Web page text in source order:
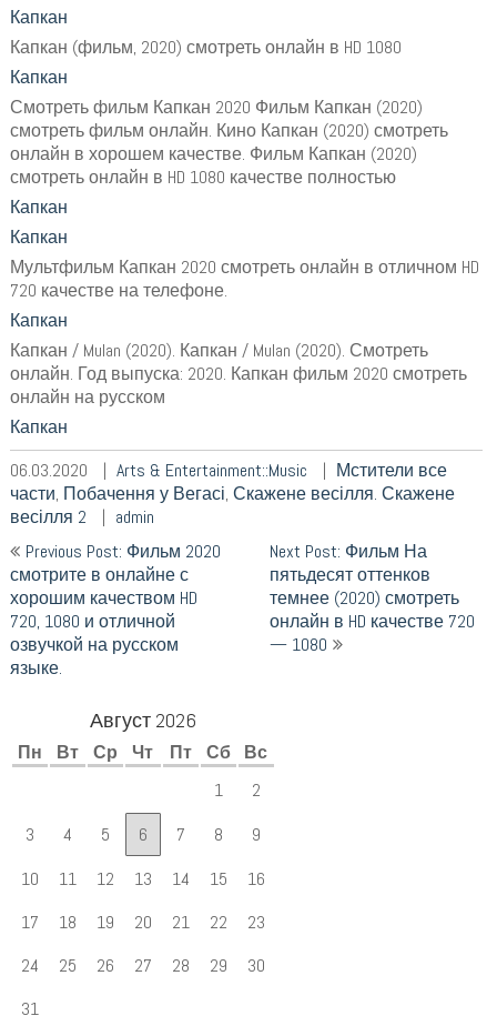
Капкан
Капкан (фильм, 2020) смотреть онлайн в HD 1080
Капкан
Смотреть фильм Капкан 2020 Фильм Капкан (2020)
смотреть фильм онлайн. Кино Капкан (2020) смотреть
онлайн в хорошем качестве. Фильм Капкан (2020)
смотреть онлайн в HD 1080 качестве полностью
Капкан
Капкан
Мультфильм Капкан 2020 смотреть онлайн в отличном HD
720 качестве на телефоне.
Капкан
Капкан / Mulan (2020). Капкан / Mulan (2020). Смотреть
онлайн. Год выпуска: 2020. Капкан фильм 2020 смотреть
онлайн на русском
Капкан
06.03.2020
Arts & Entertainment::Music
Мстители все
части, Побачення у Вегасі, Скажене весілля. Скажене
весілля 2
admin
Навигация
по
записям
Previous Post: Фильм 2020
смотрите в онлайне с
хорошим качеством HD
720, 1080 и отличной
озвучкой на русском
языке.
Next Post: Фильм На
пятьдесят оттенков
темнее (2020) смотреть
онлайн в HD качестве 720
— 1080
Август 2026
Пн Вт Ср Чт Пт Сб
Вс
1
2
3
4 5 6 7 8
9
10
11 12 13 14 15
16
17
18 19 20 21 22
23
24
25 26 27 28 29
30
31